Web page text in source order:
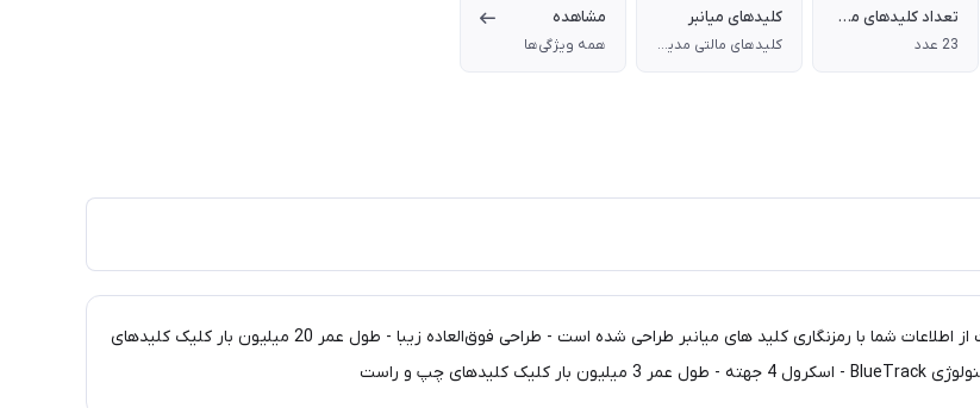
تعداد کلیدهای میانبر
23 عدد
کلیدهای میانبر
کلیدهای مالتی مدیا - وب - آفیس - مورد علاقه - ماشین حساب و ...
مشاهده
همه ویژگی‌ها
صفحه کلید این صفحه کلید دارای تکنولوژی (AES) است که برای محافظت از اطلاعات شما با رمزنگاری کلید های میانبر طراحی شده است - طراحی فوق‌العاده زیبا - طول عمر 20 میلیون بار کلیک کلیدهای